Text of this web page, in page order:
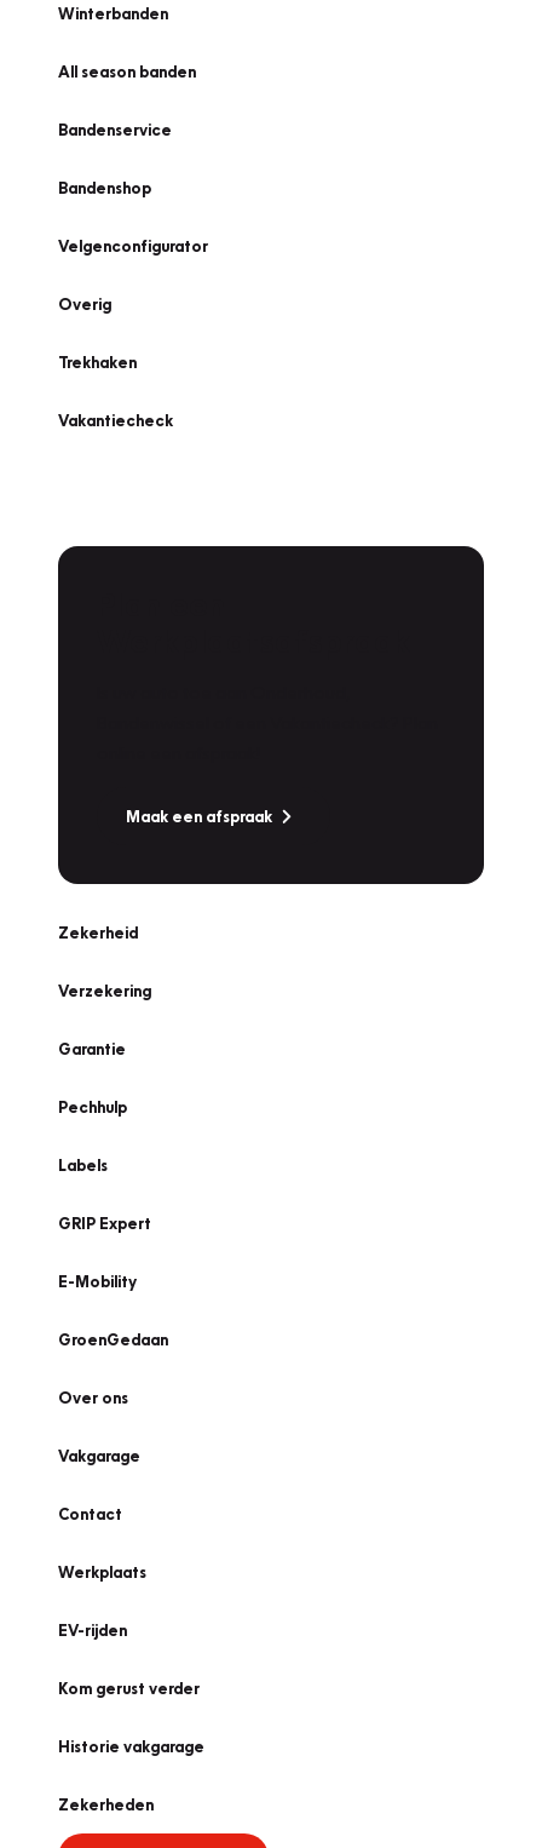
Winterbanden
All season banden
Bandenservice
Bandenshop
Velgenconfigurator
Overig
Trekhaken
Vakantiecheck
Maak een afspraak
Zekerheid
Verzekering
Garantie
Pechhulp
Labels
GRIP Expert
E-Mobility
GroenGedaan
Over ons
Vakgarage
Contact
Werkplaats
EV-rijden
Kom gerust verder
Historie vakgarage
Zekerheden